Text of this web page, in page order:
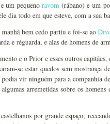
um pequenoravom (rábano) e um
dia todo em que esteve, com a sua
bem cedo partiu e foi-se ao
e réguarda, e alas de homens de
e o Prior e esses outros
se estar quedos sem mostrança
vir ninguém para a companhia
arremetidas sobre os
por grande espaço,